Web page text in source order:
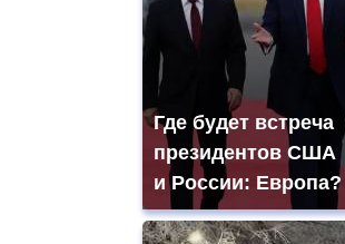
Где будет встреча
президентов США
и России: Европа?